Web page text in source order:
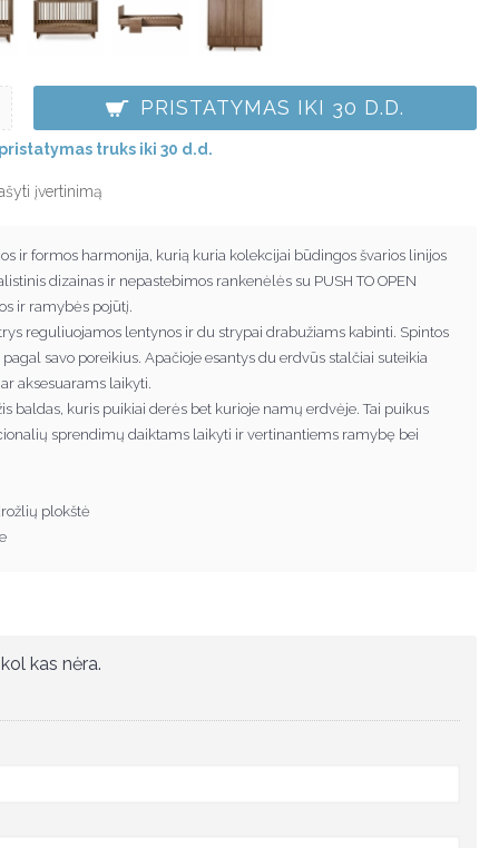
PRISTATYMAS IKI 30 D.D.
truks iki 30 d.d.
įvertinimą
ir formos harmonija, kurią kuria kolekcijai būdingos švarios linijos
dizainas ir nepastebimos rankenėlės su PUSH TO OPEN
ir ramybės pojūtį.
reguliuojamos lentynos ir du strypai drabužiams kabinti. Spintos
savo poreikius. Apačioje esantys du erdvūs stalčiai suteikia
aksesuarams laikyti.
baldas, kuris puikiai derės bet kurioje namų erdvėje. Tai puikus
sprendimų daiktams laikyti ir vertinantiems ramybę bei
plokštė
kas nėra.